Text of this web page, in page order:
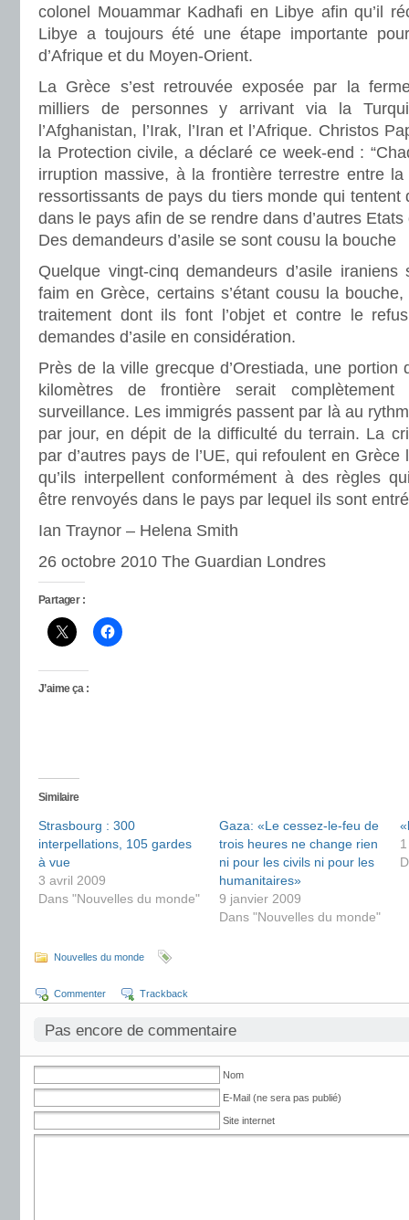
colonel Mouammar Kadhafi en Libye afin qu’il
Libye a toujours été une étape importante
d’Afrique et du Moyen-Orient.
La Grèce s’est retrouvée exposée par la
milliers de personnes y arrivant via la
l’Afghanistan, l’Irak, l’Iran et l’Afrique. Christos
la Protection civile, a déclaré ce week-end :
irruption massive, à la frontière terrestre entre
ressortissants de pays du tiers monde qui tentent
dans le pays afin de se rendre dans d’autres Etats
Des demandeurs d’asile se sont cousu la bouche
Quelque vingt-cinq demandeurs d’asile
faim en Grèce, certains s’étant cousu la
traitement dont ils font l’objet et contre le
demandes d’asile en considération.
Près de la ville grecque d’Orestiada, une portion
kilomètres de frontière serait complètement
surveillance. Les immigrés passent par là au
par jour, en dépit de la difficulté du terrain. La
par d’autres pays de l’UE, qui refoulent en
qu’ils interpellent conformément à des règles
être renvoyés dans le pays par lequel ils sont
Ian Traynor – Helena Smith
26 octobre 2010 The Guardian Londres
Partager :
J’aime ça :
Similaire
Strasbourg : 300
interpellations, 105 gardes
à vue
3 avril 2009
Dans "Nouvelles du monde"
Gaza: «Le cessez-le-feu de
trois heures ne change rien
ni pour les civils ni pour les
humanitaires»
9 janvier 2009
Dans "Nouvelles du monde"
Nouvelles du monde
Commenter Trackback
Pas encore de commentaire
Nom
E-Mail (ne sera pas publié)
Site internet